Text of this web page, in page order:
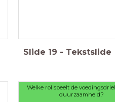
Slide 19 - Tekstslide
Welke rol speelt de
duurzaamheid?